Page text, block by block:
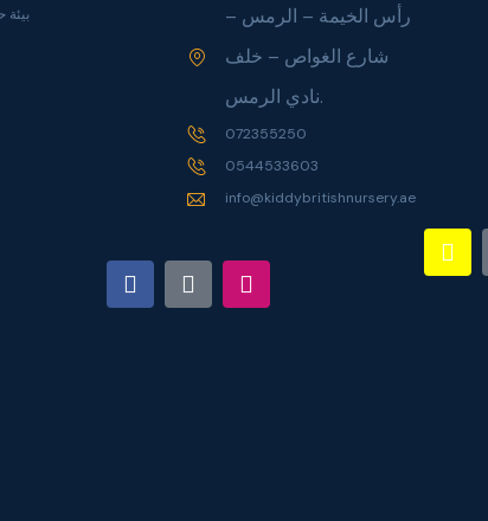
بيئة
رأس الخيمة – الرمس –
شارع الغواص – خلف
نادي الرمس.
072355250
0544533603
info@kiddybritishnursery.ae